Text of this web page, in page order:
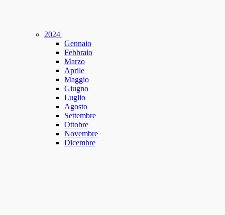
2024
Gennaio
Febbraio
Marzo
Aprile
Maggio
Giugno
Luglio
Agosto
Settembre
Ottobre
Novembre
Dicembre